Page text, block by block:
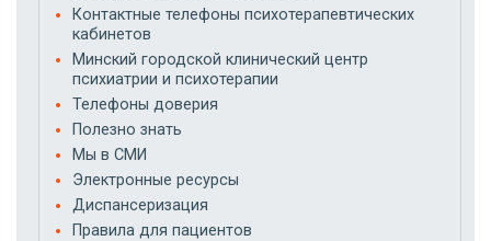
Контактные телефоны психотерапевтических
кабинетов
Минский городской клинический центр
психиатрии и психотерапии
Телефоны доверия
Полезно знать
Мы в СМИ
Электронные ресурсы
Диспансеризация
Правила для пациентов